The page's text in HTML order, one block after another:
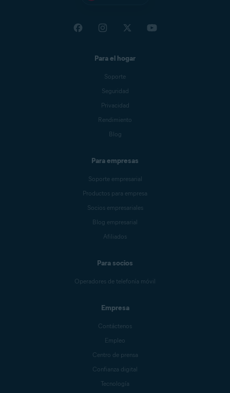
Para el hogar
Soporte
Seguridad
Privacidad
Rendimiento
Blog
Para empresas
Soporte empresarial
Productos para empresa
Socios empresariales
Blog empresarial
Afiliados
Para socios
Operadores de telefonía móvil
Empresa
Contáctenos
Empleo
Centro de prensa
Confianza digital
Tecnología